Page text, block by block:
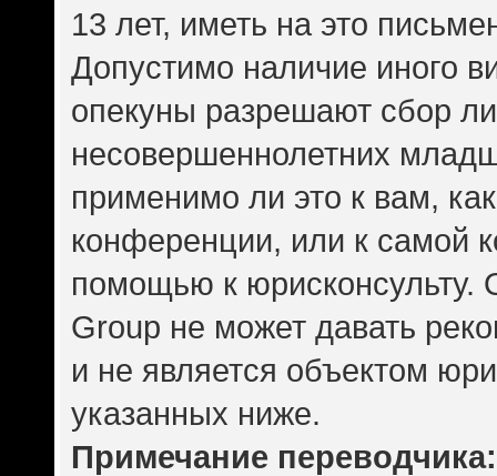
13 лет, иметь на это
Допустимо наличие иного
опекуны разрешают сбор
несовершеннолетних
применимо ли это к вам,
конференции, или к самой
помощью к юрисконсульту.
Group не может давать
и не является объектом
указанных ниже.
Примечание